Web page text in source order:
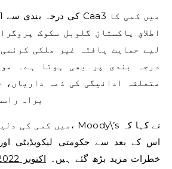
اطلاق پاکستان گلوبل سکوک
لیے حمایت یافتہ غیر ملکی
درجہ بندی پر بھی ہوتا ہے۔
متعلقہ ادائیگی کی ذمہ داریاں،
براہ
اس کے بعد سے حکومتی لیکویڈیٹی
خطرات مزید بڑھ گئے ہیں۔